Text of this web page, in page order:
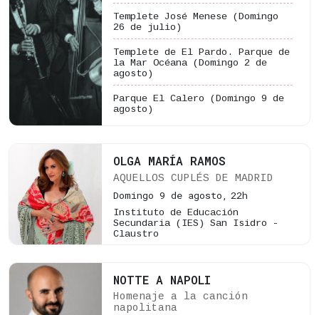
Templete José Menese (Domingo
26 de julio)
Templete de El Pardo. Parque de
la Mar Océana (Domingo 2 de
agosto)
Parque El Calero (Domingo 9 de
agosto)
OLGA MARÍA RAMOS
AQUELLOS CUPLÉS DE MADRID
Domingo 9 de agosto, 22h
Instituto de Educación
Secundaria (IES) San Isidro -
Claustro
NOTTE A NAPOLI
Homenaje a la canción
napolitana